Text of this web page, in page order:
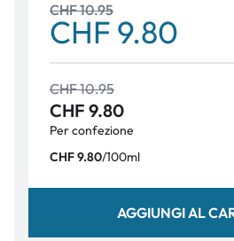
CHF 10.95
CHF 9.80
CHF 10.95
CHF 9.80
Per confezione
CHF 9.80/100ml
AGGIUNGI AL